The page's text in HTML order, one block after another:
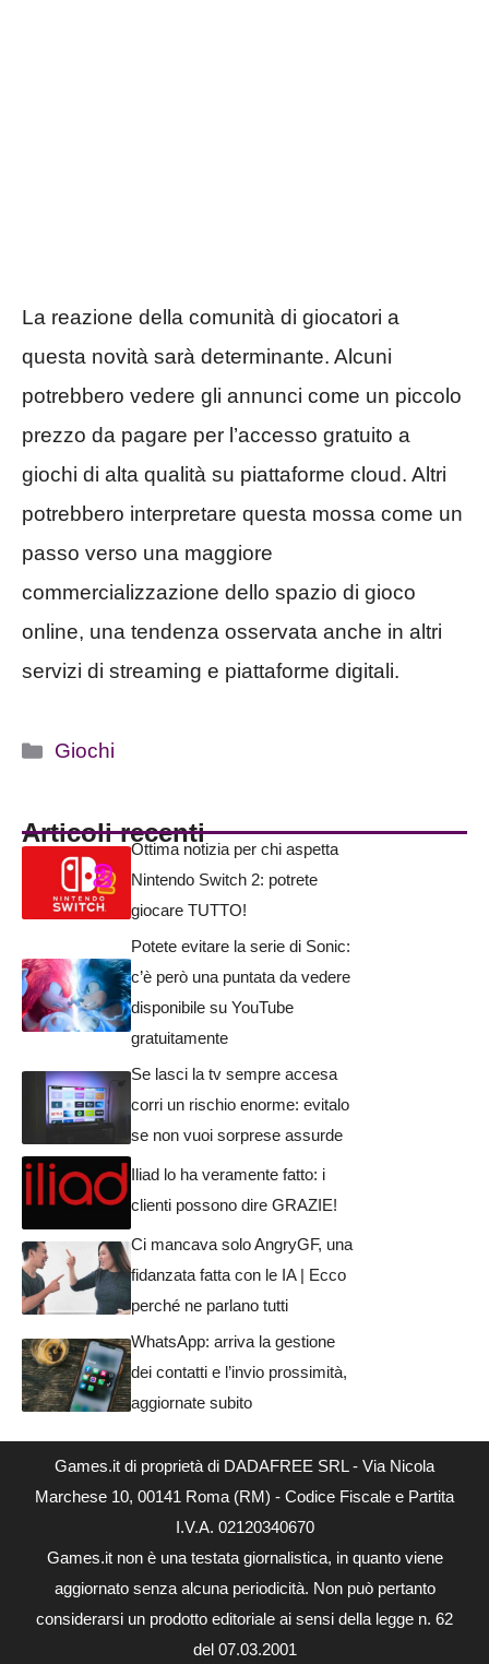
La reazione della comunità di giocatori a
questa novità sarà determinante. Alcuni
potrebbero vedere gli annunci come un piccolo
prezzo da pagare per l’accesso gratuito a
giochi di alta qualità su piattaforme cloud. Altri
potrebbero interpretare questa mossa come un
passo verso una maggiore
commercializzazione dello spazio di gioco
online, una tendenza osservata anche in altri
servizi di streaming e piattaforme digitali.
Categorie
Giochi
Articoli recenti
Ottima notizia per chi aspetta
Nintendo Switch 2: potrete
giocare TUTTO!
Potete evitare la serie di Sonic:
c’è però una puntata da vedere
disponibile su YouTube
gratuitamente
Se lasci la tv sempre accesa
corri un rischio enorme: evitalo
se non vuoi sorprese assurde
Iliad lo ha veramente fatto: i
clienti possono dire GRAZIE!
Ci mancava solo AngryGF, una
fidanzata fatta con le IA | Ecco
perché ne parlano tutti
WhatsApp: arriva la gestione
dei contatti e l’invio prossimità,
aggiornate subito
Games.it di proprietà di DADAFREE SRL - Via Nicola
Marchese 10, 00141 Roma (RM) - Codice Fiscale e Partita
I.V.A. 02120340670
Games.it non è una testata giornalistica, in quanto viene
aggiornato senza alcuna periodicità. Non può pertanto
considerarsi un prodotto editoriale ai sensi della legge n. 62
del 07.03.2001